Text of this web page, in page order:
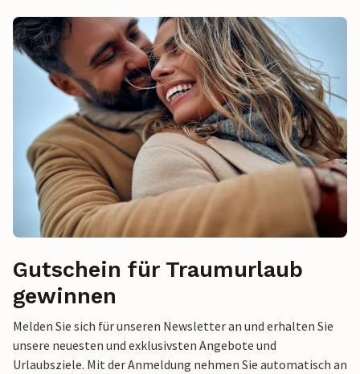
Gutschein für Traumurlaub
gewinnen
Melden Sie sich für unseren Newsletter an und erhalten Sie
unsere neuesten und exklusivsten Angebote und
Urlaubsziele. Mit der Anmeldung nehmen Sie automatisch an